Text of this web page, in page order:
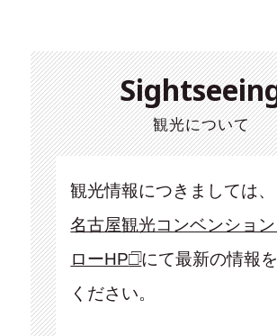
観光について
観光情報につきましては、
名古屋観光コンベンショ
ローHP
にて最新の情報
ください。